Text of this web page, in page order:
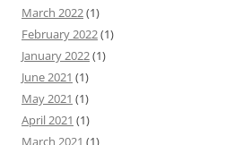
March 2022(1)
February 2022(1)
January 2022(1)
June 2021 (1)
May 2021 (1)
April 2021 (1)
March 2021 (1)